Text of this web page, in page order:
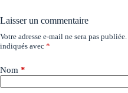
Laisser un commentaire
Votre adresse e-mail ne sera pas publiée.
indiqués avec *
Nom *